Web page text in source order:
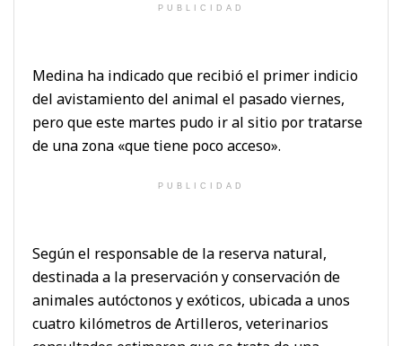
PUBLICIDAD
Medina ha indicado que recibió el primer indicio
del avistamiento del animal el pasado viernes,
pero que este martes pudo ir al sitio por tratarse
de una zona «que tiene poco acceso».
PUBLICIDAD
Según el responsable de la reserva natural,
destinada a la preservación y conservación de
animales autóctonos y exóticos, ubicada a unos
cuatro kilómetros de Artilleros, veterinarios